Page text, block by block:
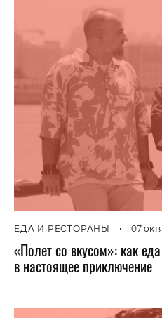
ЕДА И РЕСТОРАНЫ • 07
«Полет со вкусом»: как
в настоящее приключение